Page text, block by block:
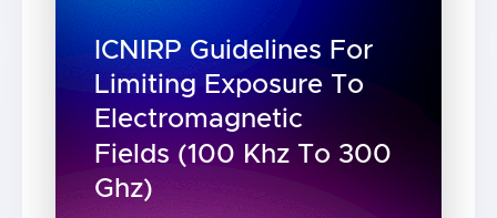
ICNIRP Guidelines For
Limiting Exposure To
Electromagnetic
Fields (100 Khz To 300
Ghz)